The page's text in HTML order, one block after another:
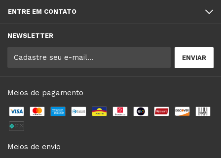
ENTRE EM CONTATO
NEWSLETTER
Meios de pagamento
Meios de envio